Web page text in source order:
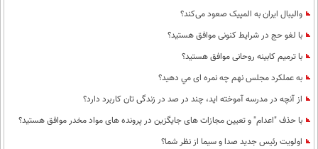
والیبال ایران به المپیک صعود می‌کند؟
با لغو حج در شرایط کنونی موافق هستید؟
با ترمیم کابینه روحانی موافق هستید؟
به عملكرد مجلس نهم چه نمره ای مي دهيد؟
از آنچه در مدرسه آموخته اید، چند در صد در زندگی تان کاربرد دارد؟
با حذف "اعدام" و تعیین مجازات های جایگزین در پرونده های مواد مخدر موافق هستید؟
اولویت رئیس جدید صدا و سیما از نظر شما؟